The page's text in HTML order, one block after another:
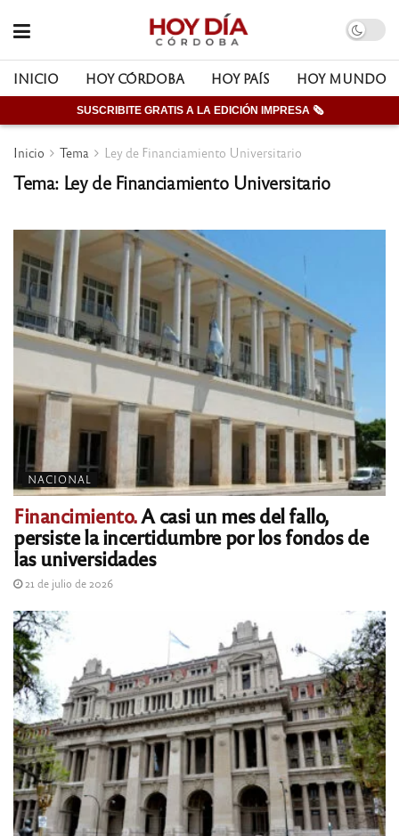
INICIO HOY CÓRDOBA HOY PAÍS HOY MUNDO
SUSCRIBITE GRATIS A LA EDICIÓN IMPRESA 🗞
Inicio Tema Ley de Financiamiento Universitario
Tema: Ley de Financiamiento Universitario
NACIONAL
Financimiento.A casi un mes del fallo,
persiste la incertidumbre por los fondos de
las universidades
21 de julio de 2026